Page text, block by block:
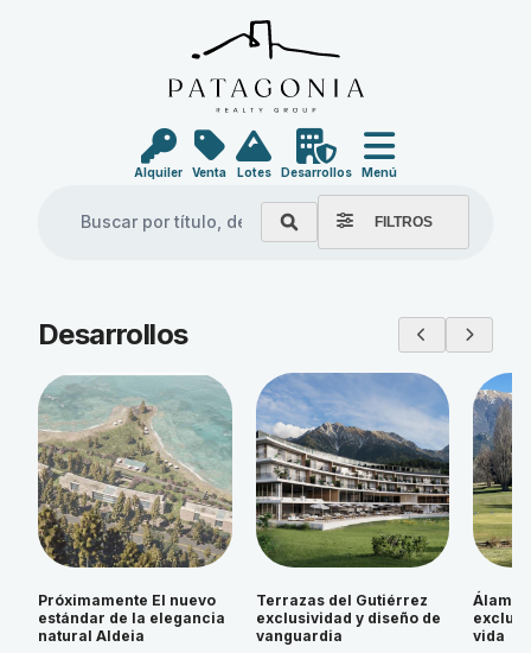
Alquiler Venta Lotes Desarrollos Menú
FILTROS
Explore our properties
Desarrollos
Próximamente El nuevo
estándar de la elegancia
natural Aldeia
Terrazas del Gutiérrez
exclusividad y diseño de
vanguardia
vida